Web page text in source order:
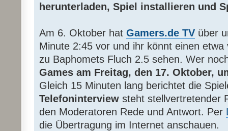
herunterladen, Spiel installieren und
Am 6. Oktober hat Gamers.de TV über
Minute 2:45 vor und ihr könnt einen
zu Baphomets Fluch 2.5 sehen. Wer
Games am Freitag, den 17. Oktober,
Gleich 15 Minuten lang berichtet die
Telefoninterview steht stellvertretender
den Moderatoren Rede und Antwort. Per
die Übertragung im Internet anschauen.